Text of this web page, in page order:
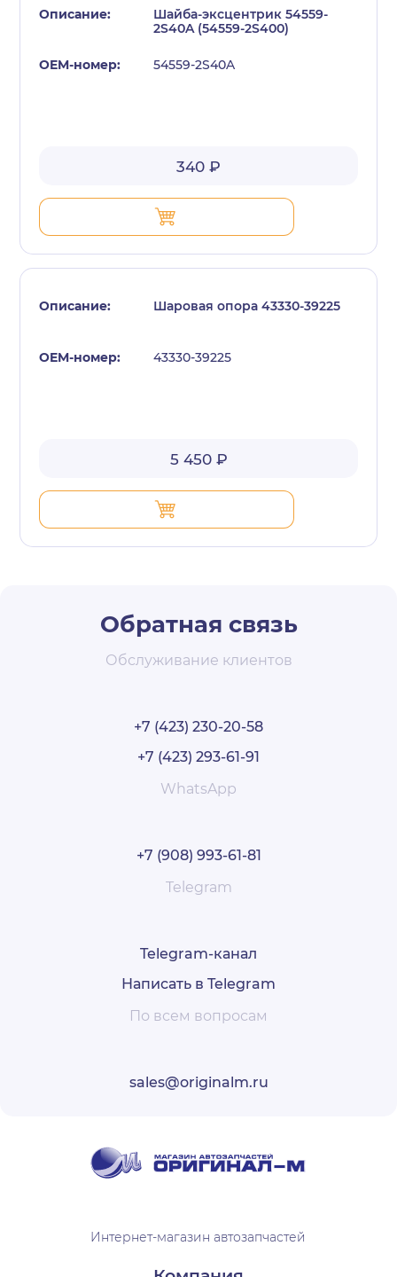
Шайба-эксцентрик 54559-
2S40A (54559-2S400)
54559-2S40A
340 ₽
Шаровая опора 43330-39225
43330-39225
5 450 ₽
Обратная связь
Обслуживание клиентов
+7 (423) 230-20-58
+7 (423) 293-61-91
WhatsApp
+7 (908) 993-61-81
Telegram
Telegram-канал
Написать в Telegram
По всем вопросам
sales@originalm.ru
Интернет-магазин автозапчастей